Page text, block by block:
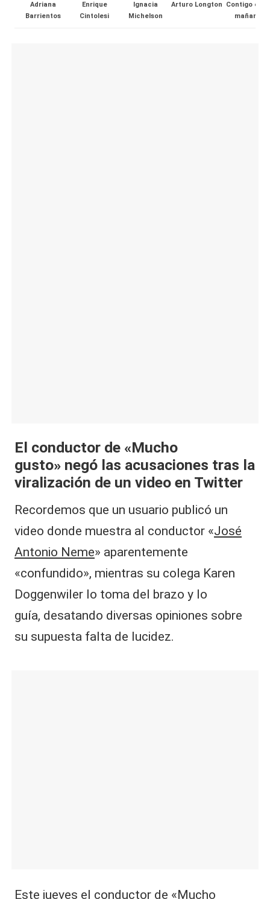
al
Adriana
Barrientos
Enrique
Cintolesi
Ignacia
Michelson
Arturo Longton
Contigo en la
mañana
El conductor de «Mucho
gusto» negó las acusaciones tras la
viralización de un video en Twitter
Recordemos que un usuario publicó un
video donde muestra al conductor «José
Antonio Neme» aparentemente
«confundido», mientras su colega Karen
Doggenwiler lo toma del brazo y lo
guía, desatando diversas opiniones sobre
su supuesta falta de lucidez.
Este jueves el conductor de «Mucho